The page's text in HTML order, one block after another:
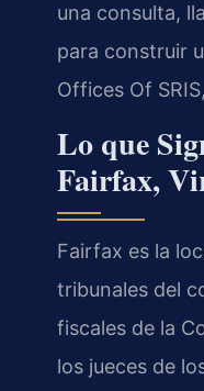
una consulta,
para construir
Offices Of
Lo que
Fairfax,
Fairfax es la
tribunales del
fiscales de la
los jueces de